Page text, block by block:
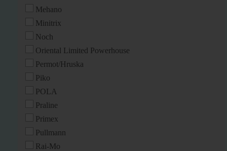
Mehano
Minitrix
Noch
Oriental Limited Powerhouse
Permot/Hruska
Piko
POLA
Praline
Primex
Pullmann
Rai-Mo